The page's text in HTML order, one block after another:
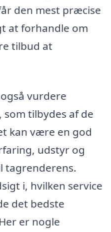
den mest præcise
at forhandle om
tilbud at
vurdere
tilbydes af de
kan være en god
udstyr og
tagrenderens.
i, hvilken service
det bedste
er nogle